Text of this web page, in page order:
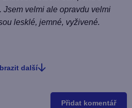
Jsem velmi ale opravdu velmi
lesklé, jemné, vyživené.
Odalší
Přidat komentář